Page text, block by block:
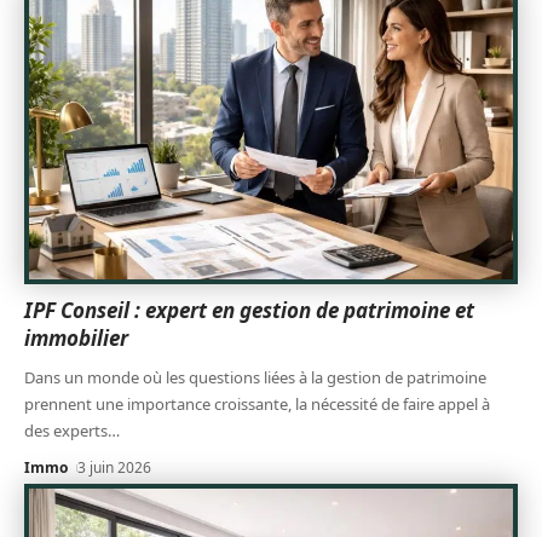
IPF Conseil : expert en gestion de patrimoine et
immobilier
Dans un monde où les questions liées à la gestion de patrimoine
prennent une importance croissante, la nécessité de faire appel à
des experts…
Immo 3 juin 2026